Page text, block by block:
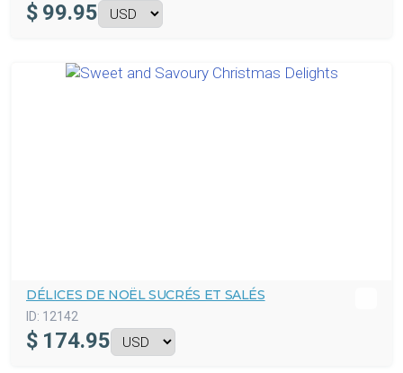
$ 99.95
DÉLICES DE NOËL SUCRÉS ET SALÉS
ID: 12142
$ 174.95